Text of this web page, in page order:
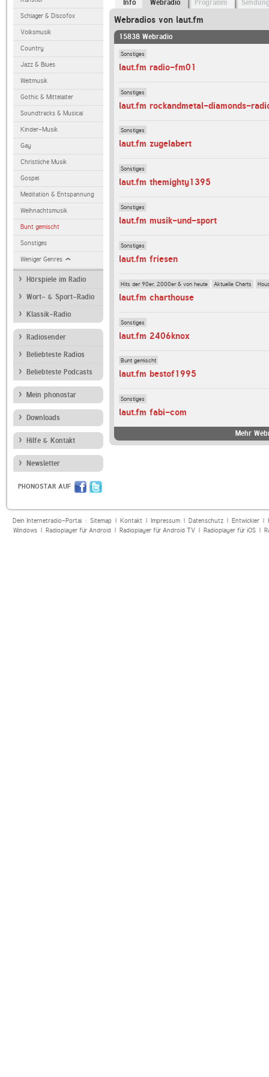
Schlager & Discofox
Volksmusik
Country
Jazz & Blues
Weltmusik
Gothic & Mittelalter
Soundtracks & Musical
Kinder-Musik
Gay
Christliche Musik
Gospel
Meditation & Entspannung
Weihnachtsmusik
Bunt gemischt
Sonstiges
Weniger Genres
Hörspiele im Radio
Wort- & Sport-Radio
Klassik-Radio
Radiosender
Beliebteste Radios
Beliebteste Podcasts
Mein phonostar
Downloads
Hilfe & Kontakt
Newsletter
PHONOSTAR AUF
Info Webradio Programm
Webradios von laut.fm
15838 Webradio
Sonstiges
laut.fm radio-fm01
Sonstiges
laut.fm rockandmetal-diamonds-
Sonstiges
laut.fm zugelabert
Sonstiges
laut.fm themighty1395
Sonstiges
laut.fm musik-und-sport
Sonstiges
laut.fm friesen
Hits der 90er, 2000er & von heute Aktuelle Charts
laut.fm charthouse
Sonstiges
laut.fm 2406knox
Bunt gemischt
laut.fm bestof1995
Sonstiges
laut.fm fabi-com
Mehr
Dein Internetradio-Portal : Sitemap| Kontakt| Impressum| Datenschutz| Entwickler|
Windows| Radioplayer für Android| Radioplayer für Android TV| Radioplayer für iOS|